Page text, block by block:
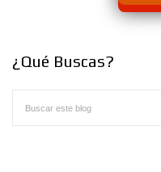
¿Qué Buscas?